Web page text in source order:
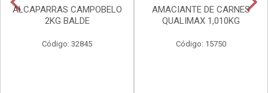
ALCAPARRAS CAMPOBELO
2KG BALDE
Código: 32845
AMACIANTE DE CARNES
QUALIMAX 1,010KG
Código: 15750